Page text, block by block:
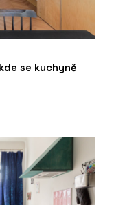
se kuchyně